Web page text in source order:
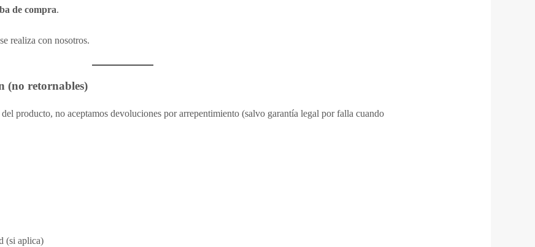
de compra.
realiza con nosotros.
(no retornables)
producto, no aceptamos devoluciones por arrepentimiento (salvo garantía legal por falla cuando
(si aplica)